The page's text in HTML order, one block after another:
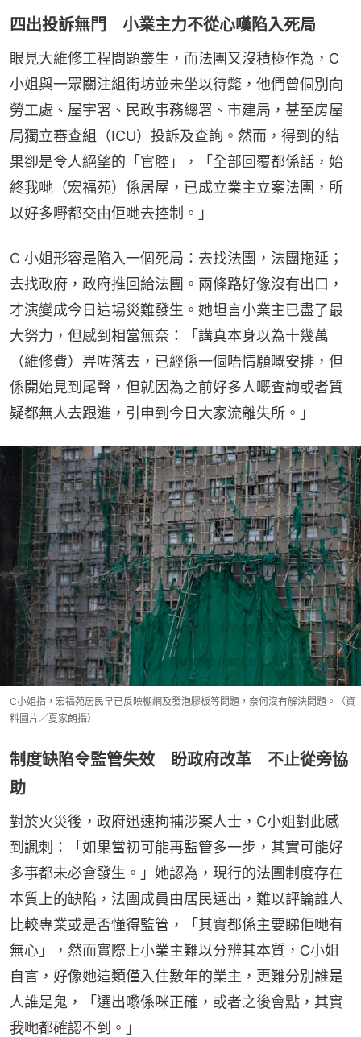
四出投訴無門 小業主力不從心嘆陷入死局
眼見大維修工程問題叢生，而法團又沒積極作為，C
小姐與一眾關注組街坊並未坐以待斃，他們曾個別向
勞工處、屋宇署、民政事務總署、市建局，甚至房屋
局獨立審查組（ICU）投訴及查詢。然而，得到的結
果卻是令人絕望的「官腔」，「全部回覆都係話，始
終我哋（宏福苑）係居屋，已成立業主立案法團，所
以好多嘢都交由佢哋去控制。」
C 小姐形容是陷入一個死局：去找法團，法團拖延；
去找政府，政府推回給法團。兩條路好像沒有出口，
才演變成今日這場災難發生。她坦言小業主已盡了最
大努力，但感到相當無奈：「講真本身以為十幾萬
（維修費）畀咗落去，已經係一個唔情願嘅安排，但
係開始見到尾聲，但就因為之前好多人嘅查詢或者質
疑都無人去跟進，引申到今日大家流離失所。」
C小姐指，宏福苑居民早已反映棚網及發泡膠板等問題，奈何沒有解決問題。（資
料圖片／夏家朗攝）
制度缺陷令監管失效 盼政府改革 不止從旁協
助
對於火災後，政府迅速拘捕涉案人士，C小姐對此感
到諷刺：「如果當初可能再監管多一步，其實可能好
多事都未必會發生。」她認為，現行的法團制度存在
本質上的缺陷，法團成員由居民選出，難以評論誰人
比較專業或是否懂得監管，「其實都係主要睇佢哋有
無心」，然而實際上小業主難以分辨其本質，C小姐
自言，好像她這類僅入住數年的業主，更難分別誰是
人誰是鬼，「選出嚟係咪正確，或者之後會點，其實
我哋都確認不到。」